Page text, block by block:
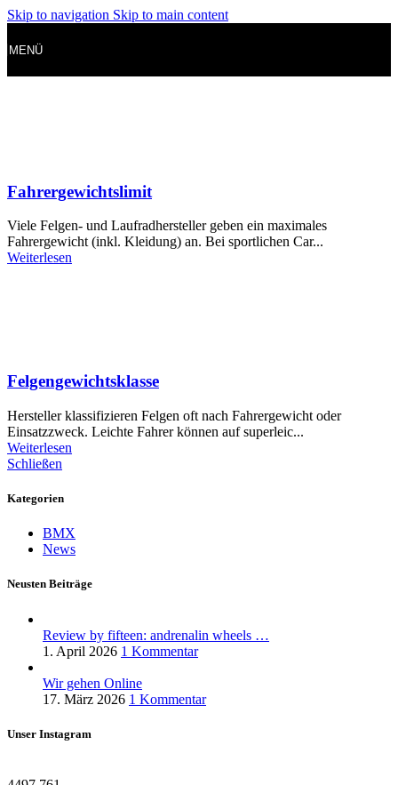
Skip to navigation Skip to main content
MENÜ
Fahrergewichtslimit
Viele Felgen- und Laufradhersteller geben ein maximales
Fahrergewicht (inkl. Kleidung) an. Bei sportlichen Car...
Weiterlesen
Felgengewichtsklasse
Hersteller klassifizieren Felgen oft nach Fahrergewicht oder
Einsatzzweck. Leichte Fahrer können auf superleic...
Weiterlesen
Schließen
Kategorien
BMX
News
Neusten Beiträge
Review by fifteen: andrenalin wheels …
1. April 2026 1 Kommentar
Wir gehen Online
17. März 2026 1 Kommentar
Unser Instagram